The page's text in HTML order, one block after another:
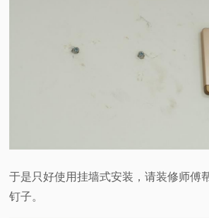
于是只好使用挂墙式安装，请装修师傅
钉子。